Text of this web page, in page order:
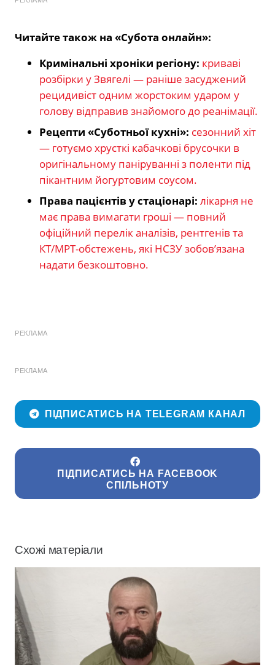
Читайте також на «Субота онлайн»:
Кримінальні хроніки регіону: криваві
розбірки у Звягелі — раніше засуджений
рецидивіст одним жорстоким ударом у
голову відправив знайомого до реанімації.
Рецепти «Суботньої кухні»: сезонний хіт
— готуємо хрусткі кабачкові брусочки в
оригінальному паніруванні з поленти під
пікантним йогуртовим соусом.
Права пацієнтів у стаціонарі: лікарня не
має права вимагати гроші — повний
офіційний перелік аналізів, рентгенів та
КТ/МРТ-обстежень, які НСЗУ зобов’язана
надати безкоштовно.
РЕКЛАМА
РЕКЛАМА
ПІДПИСАТИСЬ НА TELEGRAM КАНАЛ
ПІДПИСАТИСЬ НА FACEBOOK
СПІЛЬНОТУ
Схожі матеріали